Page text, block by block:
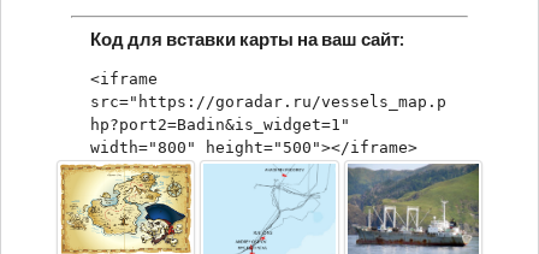
Код для вставки карты на ваш сайт:
<iframe
src="https://goradar.ru/vessels_map.p
hp?port2=Badin&is_widget=1"
width="800" height="500"></iframe>